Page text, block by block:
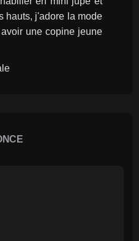
hauts, j'adore la mode
une copine jeune